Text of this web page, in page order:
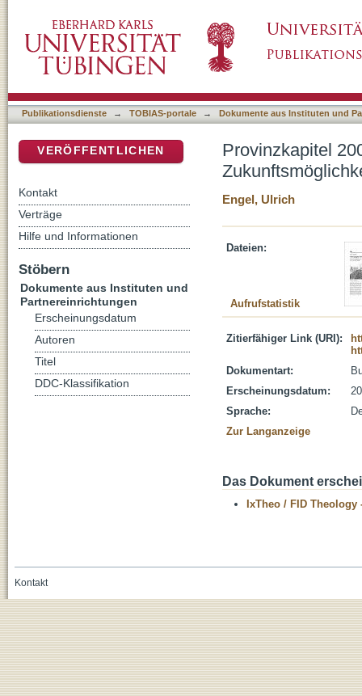
Publikationsdienste → TOBIAS-portale → Dokumente aus Instituten und
Provinzkapitel
Engel, Ulrich
Dateien:
Aufrufstatistik
Zitierfähiger Link (URI):
Dokumentart:
Erscheinungsdatum:
Sprache:
Zur Langanzeige
Das Dokument
IxTheo / FID Theology
VERÖFFENTLICHEN
Kontakt
Verträge
Hilfe und Informationen
Stöbern
Dokumente aus Instituten und
Partnereinrichtungen
Erscheinungsdatum
Autoren
Titel
DDC-Klassifikation
Kontakt